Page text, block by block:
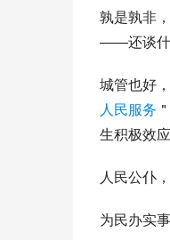
孰是孰非
——还谈什
城管也好
人民服务
生积极效
人民公仆
为民办实